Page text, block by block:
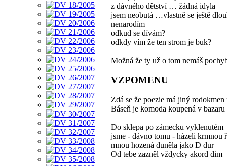
z dávného dětství … žádná idyla
jsem neobutá …vlastně se ještě
nenarodím
odkud se dívám?
odkdy vím že ten strom je buk?
Možná že ty už o tom nemáš
VZPOMENU
Zdá se že poezie má jiný rodokmen
Báseň je komoda koupená v bazaru
Do sklepa po zámecku vyklenutém
jsme - dávno tomu - házeli krmnou
mnou hozená duněla jako D dur
Od tebe zazněl vždycky akord dim